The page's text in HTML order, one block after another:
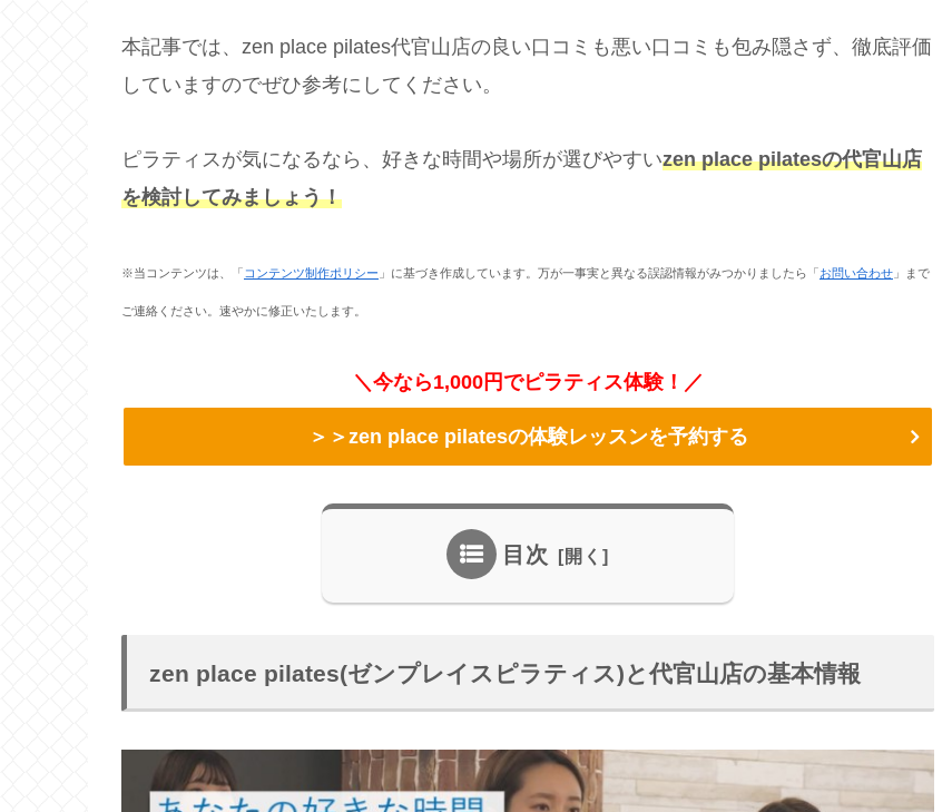
本記事では、zen place pilates代官山店の良い口コミも悪い口コミも包み隠さず、徹底評価
していますのでぜひ参考にしてください。
ピラティスが気になるなら、好きな時間や場所が選びやすいzen place pilatesの代官山店
を検討してみましょう！
※当コンテンツは、「 コンテンツ制作ポリシー 」に基づき作成しています。万が一事実と異なる誤認情報がみつかりましたら「 お問い合わせ 」まで
ご連絡ください。速やかに修正いたします。
＼今なら1,000円でピラティス体験！／
＞＞zen place pilatesの体験レッスンを予約する
目次
zen place pilates(ゼンプレイスピラティス)と代官山店の基本情報